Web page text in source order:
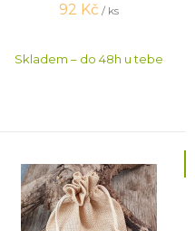
92 Kč / ks
Skladem – do 48h u tebe